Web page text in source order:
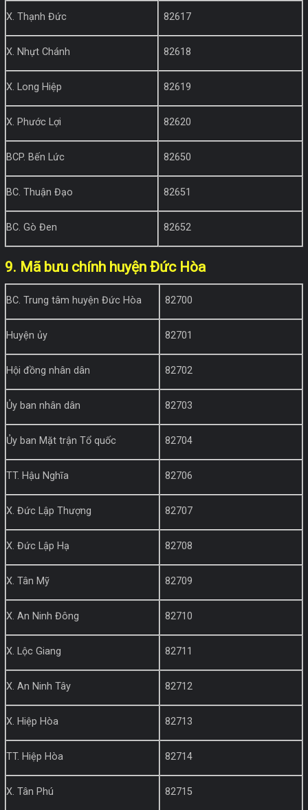
X. Thạnh Đức 82617
X. Nhựt Chánh 82618
X. Long Hiệp 82619
X. Phước Lợi 82620
BCP. Bến Lức 82650
BC. Thuận Đạo 82651
BC. Gò Đen 82652
9. Mã bưu chính huyện Đức Hòa
BC. Trung tâm huyện Đức Hòa 82700
Huyện ủy 82701
Hội đồng nhân dân 82702
Ủy ban nhân dân 82703
Ủy ban Mặt trận Tổ quốc 82704
TT. Hậu Nghĩa 82706
X. Đức Lập Thượng 82707
X. Đức Lập Hạ 82708
X. Tân Mỹ 82709
X. An Ninh Đông 82710
X. Lộc Giang 82711
X. An Ninh Tây 82712
X. Hiệp Hòa 82713
TT. Hiệp Hòa 82714
X. Tân Phú 82715